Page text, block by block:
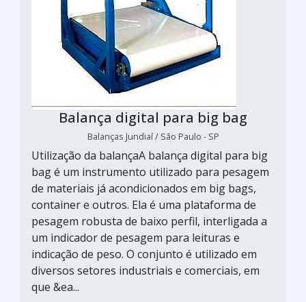
Balança digital para big bag
Balanças Jundiaí / São Paulo - SP
Utilização da balançaA balança digital para big
bag é um instrumento utilizado para pesagem
de materiais já acondicionados em big bags,
container e outros. Ela é uma plataforma de
pesagem robusta de baixo perfil, interligada a
um indicador de pesagem para leituras e
indicação de peso. O conjunto é utilizado em
diversos setores industriais e comerciais, em
que &ea...